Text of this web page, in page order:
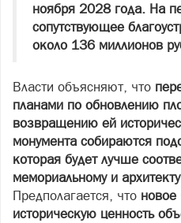
ноября 2028 года. На
сопутствующее
около 136 миллионов
Власти объясняют, что
планами по обновлению
возвращению ей
монумента собираются
которая будет лучше
мемориальному и
Предполагается, что новое
историческую ценность